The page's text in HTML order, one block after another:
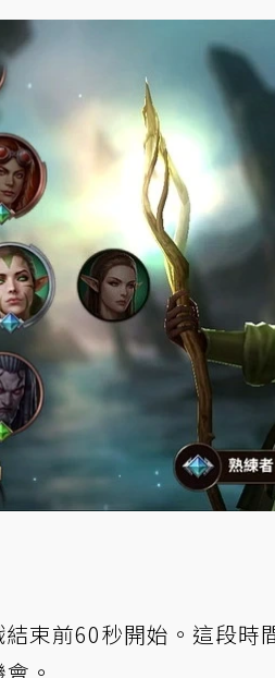
束前60秒開始。這段時
。